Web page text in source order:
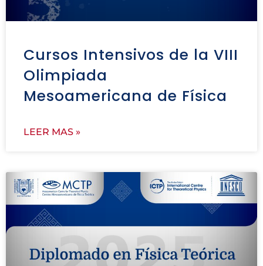
Cursos Intensivos de la VIII
Olimpiada
Mesoamericana de Física
LEER MAS »